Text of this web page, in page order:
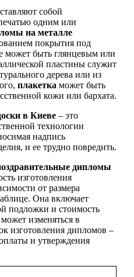
собой
одним или
на металле
покрытия под
может быть глянцевым или
пластины служит
дерева или из
плакетка может быть
кожи или бархата.
в Киеве– это
технологии
надпись
и ее трудно повредить.
дипломы
изготовления
от размера
Она включает
подложки и стоимость
изменяться в
изготовления дипломов –
и утверждения